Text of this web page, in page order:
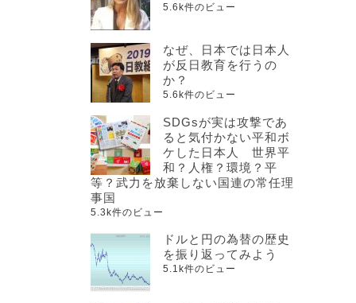
5.6k件のビュー
なぜ、日本では日本人
が反日教育を行うの
か？
5.6k件のビュー
SDGsが実は攻撃であ
ると気付かない平和ボ
ケした日本人 世界平
和？人権？環境？平
等？武力を放棄しない国連の常任理
事国
5.3k件のビュー
ドルと円の為替の歴史
を振り返ってみよう
5.1k件のビュー